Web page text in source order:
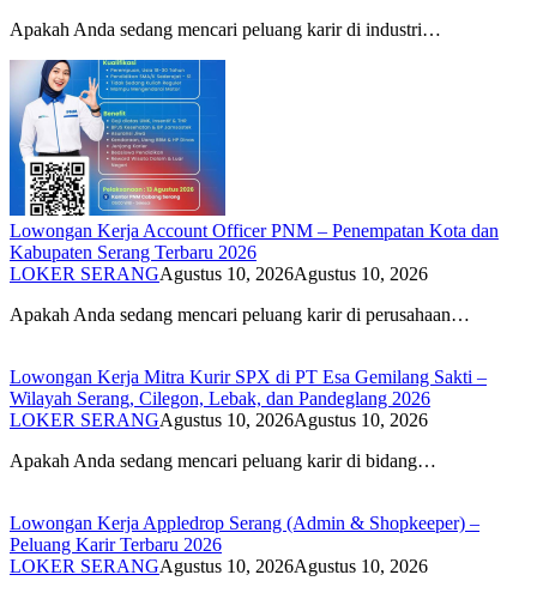
Apakah Anda sedang mencari peluang karir di industri…
Lowongan Kerja Account Officer PNM – Penempatan Kota dan
Kabupaten Serang Terbaru 2026
LOKER SERANGAgustus 10, 2026Agustus 10, 2026
Apakah Anda sedang mencari peluang karir di perusahaan…
Lowongan Kerja Mitra Kurir SPX di PT Esa Gemilang Sakti –
Wilayah Serang, Cilegon, Lebak, dan Pandeglang 2026
LOKER SERANGAgustus 10, 2026Agustus 10, 2026
Apakah Anda sedang mencari peluang karir di bidang…
Lowongan Kerja Appledrop Serang (Admin & Shopkeeper) –
Peluang Karir Terbaru 2026
LOKER SERANGAgustus 10, 2026Agustus 10, 2026